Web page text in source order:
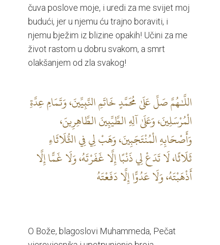
čuva poslove moje, i uredi za me svijet moj
budući, jer u njemu ću trajno boraviti, i
njemu bježim iz blizine opakih! Učini za me
život rastom u dobru svakom, a smrt
olakšanjem od zla svakog!
اللَّـٰهُمَّ صَلِّ عَلَىٰ مُحَمَّدٍ خَاتَمِ النَّبِيِّينَ، وَتَمَامِ عِدَّةِ
الْمُرْسَلِينَ، وَعَلَىٰ آلِهِ الطَّيِّبِينَ الطَّاهِرِينَ،
وَأَصْحَابِهِ الْمُنْتَجَبِينَ، وَهَبْ لِي فِي الثُّلَاثَاءِ
ثَلَاثًا، لَا تَدَعْ لِي ذَنْبًا إِلَّا غَفَرْتَهُ، وَلَا غَمًّا إِلَّا
أَذْهَبْتَهُ، وَلَا عَدُوًّا إِلَّا دَفَعْتَهُ
O Bože, blagoslovi Muhammeda, Pečat